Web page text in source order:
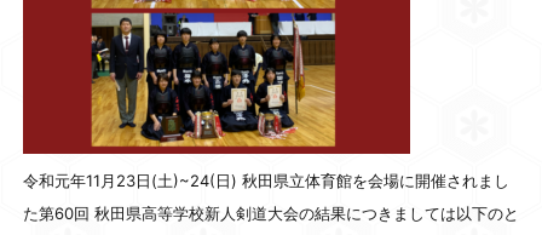
令和元年11月23日(土)~24(日) 秋田県立体育館を会場に開催されまし
た第60回 秋田県高等学校新人剣道大会の結果につきましては以下のと